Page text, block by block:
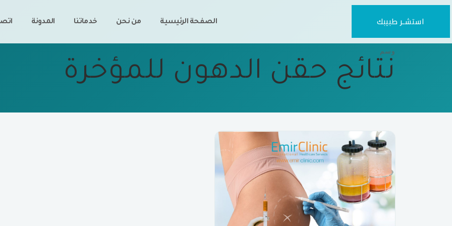
المدونة خدماتنا من نحن الصفحة الرئيسية استشـر طبيبك
وسم
نتائج حقن الدهون للمؤخرة